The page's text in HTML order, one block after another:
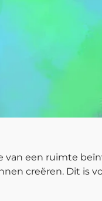
een ruimte
creëren. Dit is